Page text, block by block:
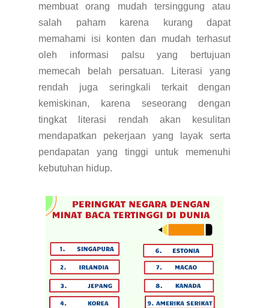
membuat orang mudah tersinggung atau
salah paham karena kurang dapat
memahami isi konten dan mudah terhasut
oleh informasi palsu yang bertujuan
memecah belah persatuan. Literasi yang
rendah juga seringkali terkait dengan
kemiskinan, karena seseorang dengan
tingkat literasi rendah akan kesulitan
mendapatkan pekerjaan yang layak serta
pendapatan yang tinggi untuk memenuhi
kebutuhan hidup.